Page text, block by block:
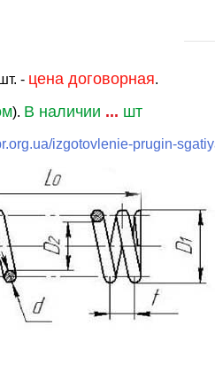
- цена договорная.
). В наличии ... шт
izgotovlenie-prugin-